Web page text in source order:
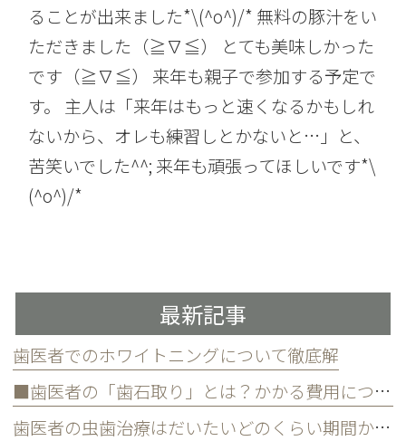
ることが出来ました*\(^o^)/* 無料の豚汁をい
ただきました（≧∇≦） とても美味しかった
です（≧∇≦） 来年も親子で参加する予定で
す。 主人は「来年はもっと速くなるかもしれ
ないから、オレも練習しとかないと…」と、
苦笑いでした^^; 来年も頑張ってほしいです*\
(^o^)/*
最新記事
歯医者でのホワイトニングについて徹底解
■歯医者の「歯石取り」とは？かかる費用について
歯医者の虫歯治療はだいたいどのくらい期間かかる？